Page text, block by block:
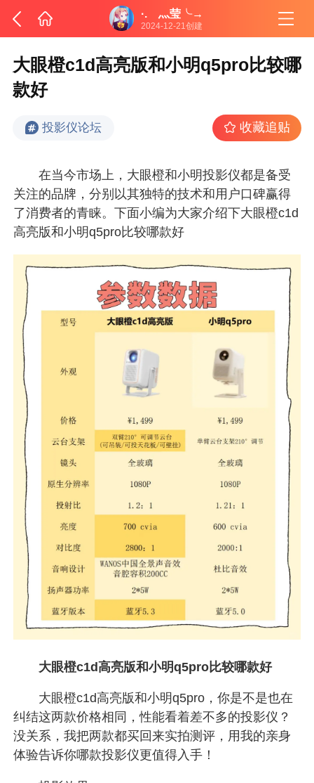
·.ゞ灬莹╰→
2024-12-21创建
大眼橙c1d高亮版和小明q5pro比较哪
款好
投影仪论坛 收藏追贴
在当今市场上，大眼橙和小明投影仪都是备受
关注的品牌，分别以其独特的技术和用户口碑赢得
了消费者的青睐。下面小编为大家介绍下大眼橙c1d
高亮版和小明q5pro比较哪款好
大眼橙c1d高亮版和小明q5pro比较哪款好
大眼橙c1d高亮版和小明q5pro，你是不是也在
纠结这两款价格相同，性能看着差不多的投影仪？
没关系，我把两款都买回来实拍测评，用我的亲身
体验告诉你哪款投影仪更值得入手！